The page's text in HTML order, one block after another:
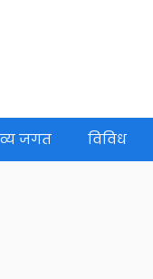
जगत विविध